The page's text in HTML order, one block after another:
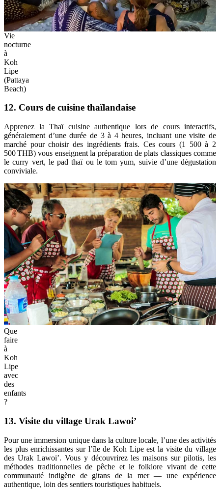
Vie
nocturne
à
Koh
Lipe
(Pattaya
Beach)
12. Cours de cuisine thaïlandaise
Apprenez la Thaï cuisine authentique lors de cours interactifs,
généralement d’une durée de 3 à 4 heures, incluant une visite de
marché pour choisir des ingrédients frais. Ces cours (1 500 à 2
500 THB) vous enseignent la préparation de plats classiques comme
le curry vert, le pad thaï ou le tom yum, suivie d’une dégustation
conviviale.
Que
faire
à
Koh
Lipe
avec
des
enfants
?
13. Visite du village Urak Lawoi’
Pour une immersion unique dans la culture locale, l’une des activités
les plus enrichissantes sur l’île de Koh Lipe est la visite du village
des Urak Lawoi’. Vous y découvrirez les maisons sur pilotis, les
méthodes traditionnelles de pêche et le folklore vivant de cette
communauté indigène de gitans de la mer — une expérience
authentique, loin des sentiers touristiques habituels.